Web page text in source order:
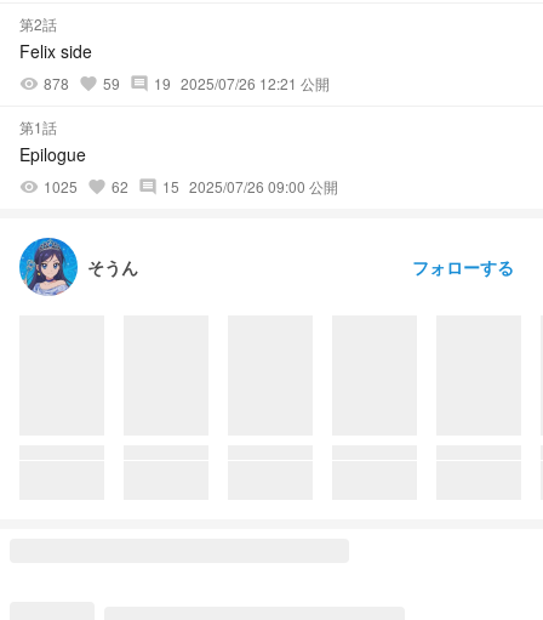
第2話
Felix side
visibility 878 favorite 59 comment 19 2025/07/26 12:21 公開
第1話
Epilogue
visibility 1025 favorite 62 comment 15 2025/07/26 09:00 公開
そうん フォローする